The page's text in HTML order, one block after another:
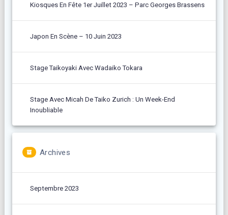
Kiosques En Fête 1er Juillet 2023 – Parc Georges Brassens
Japon En Scène – 10 Juin 2023
Stage Taikoyaki Avec Wadaiko Tokara
Stage Avec Micah De Taiko Zurich : Un Week-End
Inoubliable
Archives
Septembre 2023